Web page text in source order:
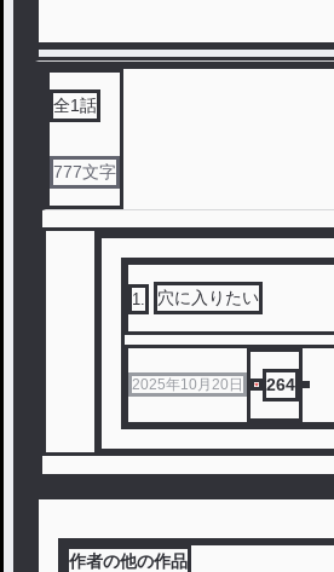
全1話
777文字
1 穴に入りたい
2025年10月20日 264
作者の他の作品